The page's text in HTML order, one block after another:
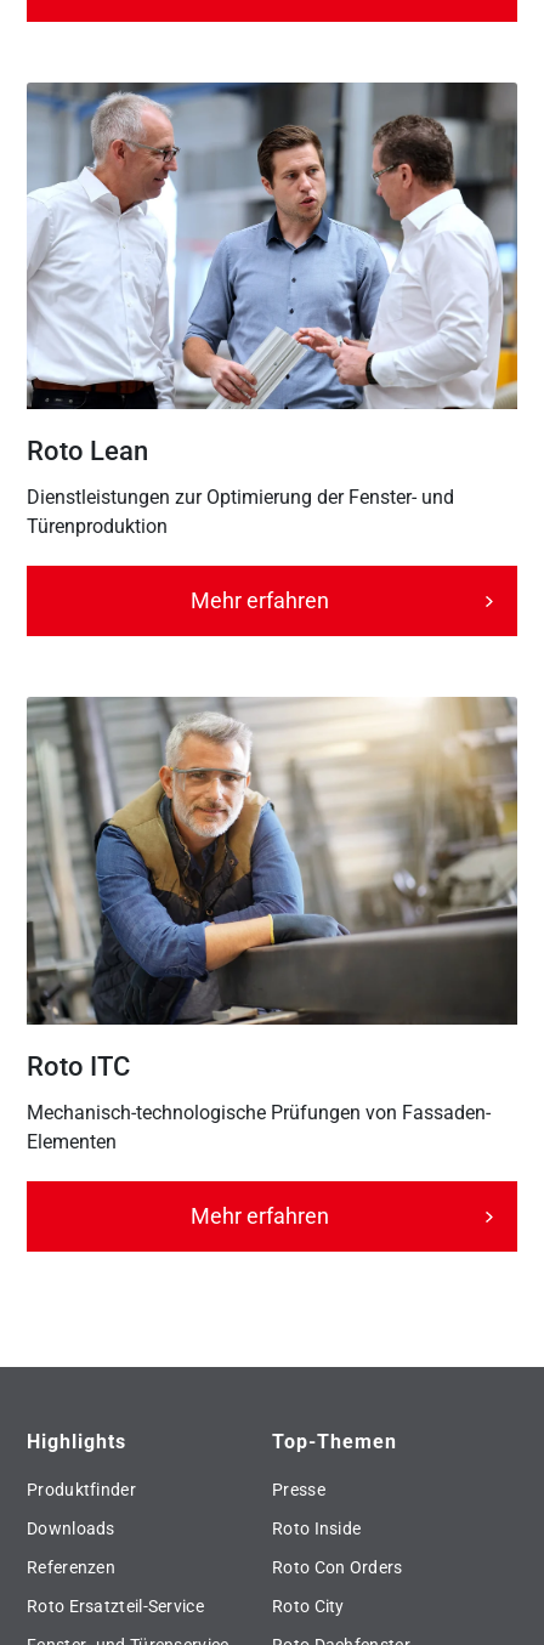
Roto Lean
Dienstleistungen zur Optimierung der Fenster- und
Türenproduktion
Mehr erfahren
Roto ITC
Mechanisch-technologische Prüfungen von Fassaden-
Elementen
Mehr erfahren
Highlights
Produktfinder
Downloads
Referenzen
Roto Ersatzteil-Service
Top-Themen
Presse
Roto Inside
Roto Con Orders
Roto City